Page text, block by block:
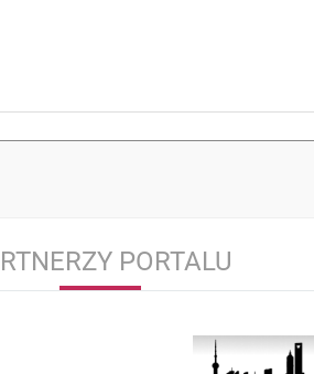
PORTALU